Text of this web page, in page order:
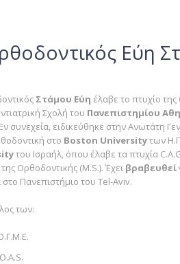
Εύη
Στάμου Εύη έλαβε το πτυχίο
Σχολή του Πανεπιστημίου
συνεχεία, ειδικεύθηκε στην Ανωτάτη
στο Boston Universityτων
του Ισραήλ, όπου έλαβε τα πτυχία
Ορθοδοντικής (M.S.). Έχειβραβευθεί
στο Πανεπιστήμιο του Tel-Aviv.
των: